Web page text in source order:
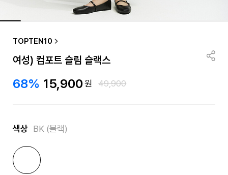
TOPTEN10
여성) 컴포트 슬림 슬랙스
68% 15,900원 49,900
색상 BK (블랙)